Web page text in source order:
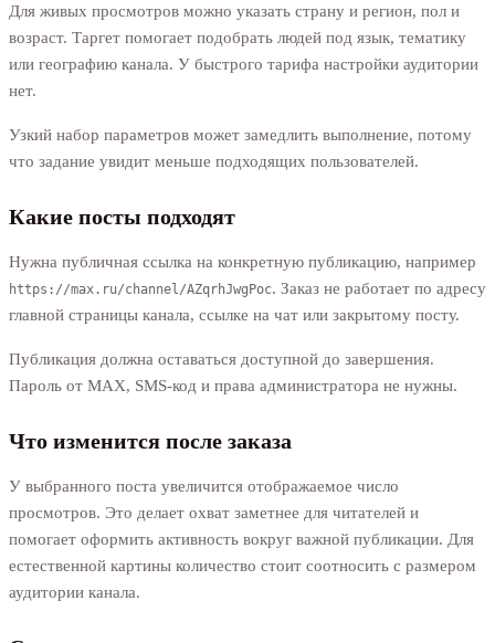
Для живых просмотров можно указать страну и регион, пол и
возраст. Таргет помогает подобрать людей под язык, тематику
или географию канала. У быстрого тарифа настройки аудитории
нет.
Узкий набор параметров может замедлить выполнение, потому
что задание увидит меньше подходящих пользователей.
Какие посты подходят
Нужна публичная ссылка на конкретную публикацию, например
https://max.ru/channel/AZqrhJwgPoc. Заказ не работает по адресу
главной страницы канала, ссылке на чат или закрытому посту.
Публикация должна оставаться доступной до завершения.
Пароль от MAX, SMS-код и права администратора не нужны.
Что изменится после заказа
У выбранного поста увеличится отображаемое число
просмотров. Это делает охват заметнее для читателей и
помогает оформить активность вокруг важной публикации. Для
естественной картины количество стоит соотносить с размером
аудитории канала.